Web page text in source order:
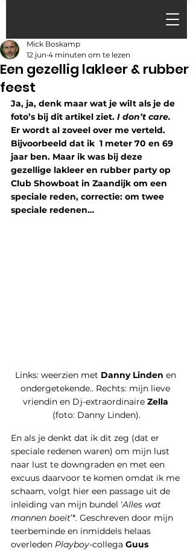
Een gezellig lakleer & rubber
feest
Mick Boskamp
12 jun 4 minuten om te lezen
Ja, ja, denk maar wat je wilt als je de
foto’s bij dit artikel ziet. I don’t care.
Er wordt al zoveel over me verteld.
Bijvoorbeeld dat ik  1 meter 70 en 69
jaar ben. Maar ik was bij deze
gezellige lakleer en rubber party op
Club Showboat in Zaandijk om een
speciale reden, correctie: om twee
speciale redenen…
Links: weerzien met Danny Linden en
ondergetekende.. Rechts: mijn lieve
vriendin en Dj-extraordinaire Zella
(foto: Danny Linden).
En als je denkt dat ik dit zeg (dat er
speciale redenen waren) om mijn lust
naar lust te downgraden en met een
excuus daarvoor te komen omdat ik me
schaam, volgt hier een passage uit de
inleiding van mijn bundel ‘Alles wat
mannen boeit’*. Geschreven door mijn
teerbeminde en inmiddels helaas
overleden Playboy-collega Guus